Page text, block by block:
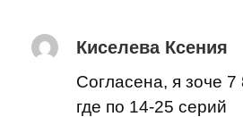
Киселева Ксения
Согласена, я зоче 7
где по 14-25 серий